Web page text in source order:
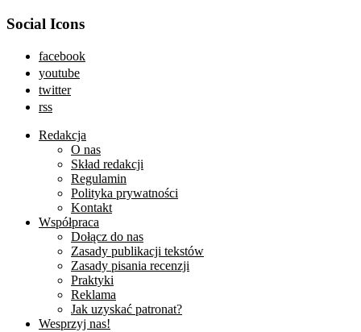
Social Icons
facebook
youtube
twitter
rss
Redakcja
O nas
Skład redakcji
Regulamin
Polityka prywatności
Kontakt
Współpraca
Dołącz do nas
Zasady publikacji tekstów
Zasady pisania recenzji
Praktyki
Reklama
Jak uzyskać patronat?
Wesprzyj nas!